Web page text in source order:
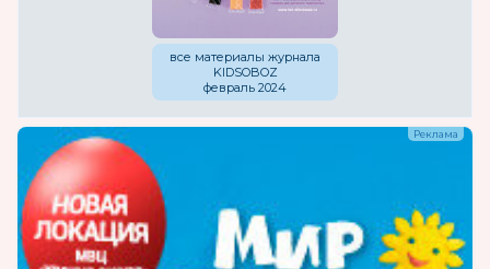
все материалы журнала
KIDSOBOZ
февраль 2024